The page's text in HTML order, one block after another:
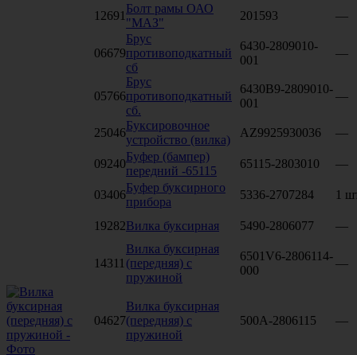
12691
Болт рамы ОАО
"МАЗ"
201593 —
06679
Брус
противоподкатный
сб
6430-2809010-
001
—
05766
Брус
противоподкатный
сб.
6430В9-2809010-
001
—
25046
Буксировочное
устройство (вилка)
AZ9925930036 —
09240
Буфер (бампер)
передний -65115
65115-2803010 —
03406
Буфер буксирного
прибора
5336-2707284 1
19282Вилка буксирная 5490-2806077 —
14311
Вилка буксирная
(передняя) с
пружиной
6501V6-2806114-
000
—
04627
Вилка буксирная
(передняя) с
пружиной
500А-2806115 —